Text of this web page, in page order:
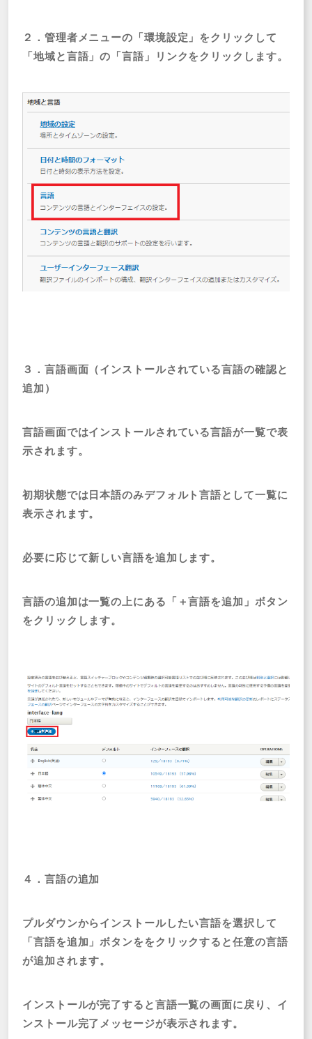
２．管理者メニューの「環境設定」をクリックして
「地域と言語」の「言語」リンクをクリックします。
３．言語画面（インストールされている言語の確認と
追加）
言語画面ではインストールされている言語が一覧で表
示されます。
初期状態では日本語のみデフォルト言語として一覧に
表示されます。
必要に応じて新しい言語を追加します。
言語の追加は一覧の上にある「＋言語を追加」ボタン
をクリックします。
４．言語の追加
プルダウンからインストールしたい言語を選択して
「言語を追加」ボタンををクリックすると任意の言語
が追加されます。
インストールが完了すると言語一覧の画面に戻り、イ
ンストール完了メッセージが表示されます。